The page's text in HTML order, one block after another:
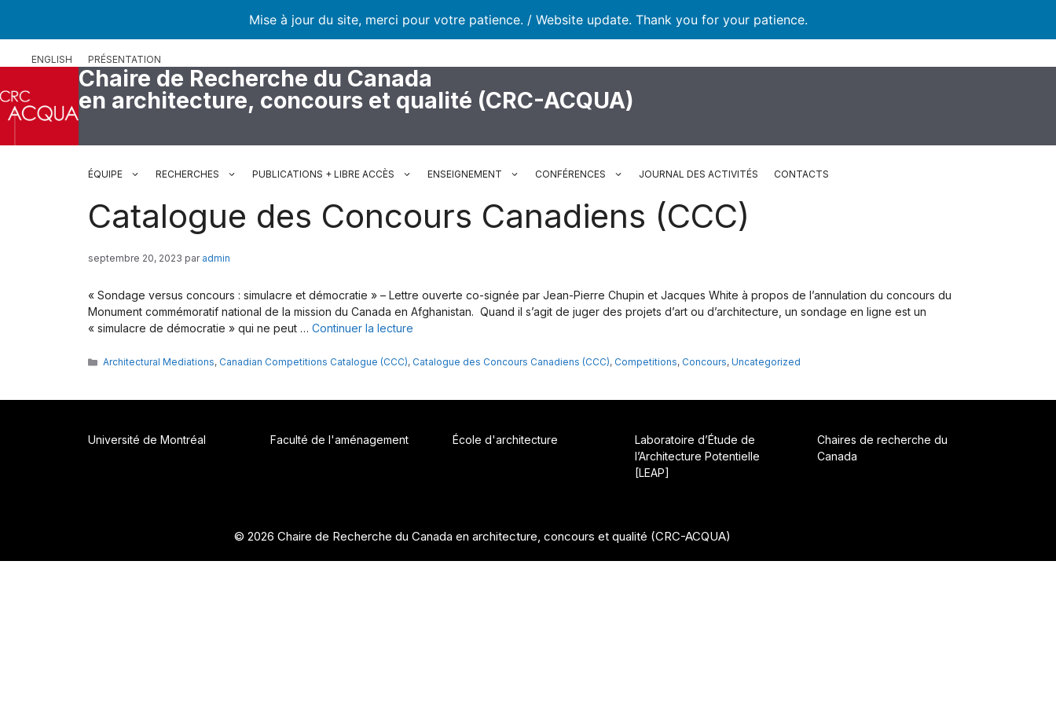
Mise à jour du site, merci pour votre patience. / Website update. Thank you for your patience.
ENGLISH PRÉSENTATION
Chaire de Recherche du Canada
en architecture, concours et qualité (CRC-ACQUA)
ÉQUIPE RECHERCHES PUBLICATIONS + LIBRE ACCÈS ENSEIGNEMENT CONFÉRENCES JOURNAL DES ACTIVITÉS CONTACTS
Catalogue des Concours Canadiens (CCC)
septembre 20, 2023 par admin
« Sondage versus concours : simulacre et démocratie » – Lettre ouverte co-signée par Jean-Pierre Chupin et Jacques White à propos de l’annulation du concours du
Monument commémoratif national de la mission du Canada en Afghanistan. Quand il s’agit de juger des projets d’art ou d’architecture, un sondage en ligne est un
« simulacre de démocratie » qui ne peut … Continuer la lecture
Catégories
Architectural Mediations, Canadian Competitions Catalogue (CCC), Catalogue des Concours Canadiens (CCC), Competitions, Concours,Uncategorized
Université de Montréal Faculté de l'aménagement École d'architecture
Laboratoire d’Étude de
l’Architecture Potentielle
[LEAP]
Chaires de recherche du
Canada
© 2026 Chaire de Recherche du Canada en architecture, concours et qualité (CRC-ACQUA)